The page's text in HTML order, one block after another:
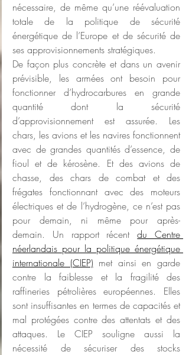
nécessaire, de même qu’une réévaluation
totale de la politique de sécurité
énergétique de l’Europe et de sécurité de
ses approvisionnements stratégiques.
De façon plus concrète et dans un avenir
prévisible, les armées ont besoin pour
fonctionner d’hydrocarbures en grande
quantité dont la sécurité
d’approvisionnement est assurée. Les
chars, les avions et les navires fonctionnent
avec de grandes quantités d’essence, de
fioul et de kérosène. Et des avions de
chasse, des chars de combat et des
frégates fonctionnant avec des moteurs
électriques et de l’hydrogène, ce n’est pas
pour demain, ni même pour après-
demain. Un rapport récent du Centre
néerlandais pour la politique énergétique
internationale (CIEP) met ainsi en garde
contre la faiblesse et la fragilité des
raffineries pétrolières européennes. Elles
sont insuffisantes en termes de capacités et
mal protégées contre des attentats et des
attaques. Le CIEP souligne aussi la
nécessité de sécuriser des stocks